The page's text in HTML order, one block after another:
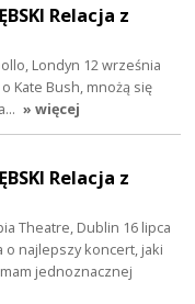
Relacja z
Londyn 12 września
Kate Bush, mnożą się
» więcej
Relacja z
Theatre, Dublin 16 lipca
o najlepszy koncert, jaki
jednoznacznej